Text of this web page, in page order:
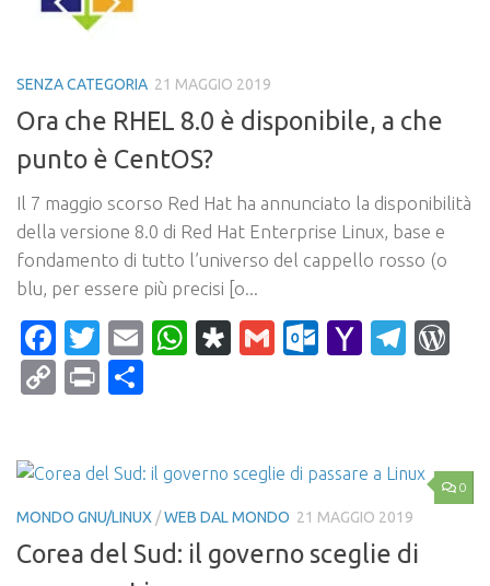
SENZA CATEGORIA 21 MAGGIO 2019
Ora che RHEL 8.0 è disponibile, a che
punto è CentOS?
Il 7 maggio scorso Red Hat ha annunciato la disponibilità
della versione 8.0 di Red Hat Enterprise Linux, base e
fondamento di tutto l’universo del cappello rosso (o
blu, per essere più precisi [o...
Facebook
Twitter
EmailWhatsApp
Diaspora
Gmail Yahoo
CopyPrint
0
MONDO GNU/LINUX /WEB DAL MONDO 21 MAGGIO 2019
Corea del Sud: il governo sceglie di